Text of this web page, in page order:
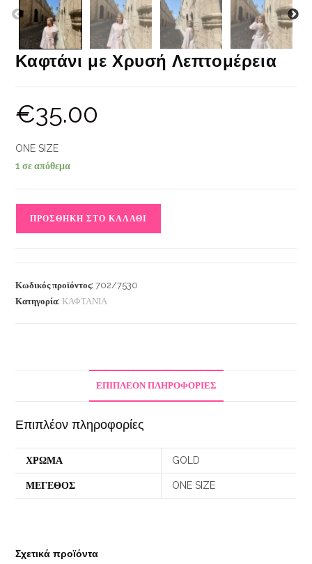
Καφτάνι με Χρυσή Λεπτομέρεια
€35.00
ONE SIZE
1 σε απόθεμα
ΠΡΟΣΘΉΚΗ ΣΤΟ ΚΑΛΆΘΙ
Κωδικός προϊόντος:702/7530
Κατηγορία: ΚΑΦΤΑΝΙΑ
ΕΠΙΠΛΈΟΝ ΠΛΗΡΟΦΟΡΊΕΣ
Επιπλέον πληροφορίες
ΧΡΩΜΑ GOLD
ΜΕΓΕΘΟΣ ONE SIZE
Σχετικά προϊόντα